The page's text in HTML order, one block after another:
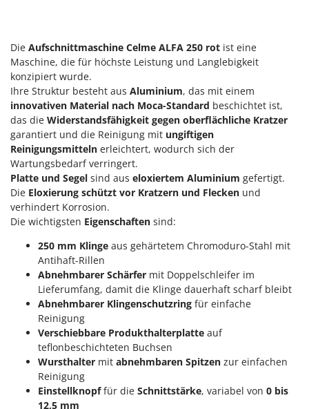
Luftentfeuchter
Luftkühler mit Wasserverdunstung
M
Mähroboter
Maisentkörnungsmaschinen
Manuelle Heckenscheren
Mehrzweck-Sauggeräte
Minibacköfen
Motorhacken - Gartenfräsen
Motorspritzen
Mulcher für Traktor
Notstromaggregat
Nudelmaschinen
Obstmühlen Obsthäcksler Obstmuser
Obstpressen
Olivenernter und Schüttler
F
FAC
Fama Industrie
Famag
Famur
FARMER
FBC
Ferrari Group
Ferroni
Ferrua
FIAC
FIEM
Fimar
FINI
Fiorentini
Fiskars
Flymo
Die Aufschnittmaschine Celme ALFA 250 rot ist eine
Maschine, die für höchste Leistung und Langlebigkeit
konzipiert wurde.
Ihre Struktur besteht aus Aluminium, das mit einem
innovativen Material nach Moca-Standard beschichtet ist,
das die Widerstandsfähigkeit gegen oberflächliche Kratzer
garantiert und die Reinigung mit ungiftigen
Reinigungsmitteln erleichtert, wodurch sich der
Wartungsbedarf verringert.
Platte und Segel sind aus eloxiertem Aluminium gefertigt.
Die Eloxierung schützt vor Kratzern und Flecken und
verhindert Korrosion.
Die wichtigsten Eigenschaften sind:
250 mm Klinge aus gehärtetem Chromoduro-Stahl mit
Antihaft-Rillen
Abnehmbarer Schärfer mit Doppelschleifer im
Lieferumfang, damit die Klinge dauerhaft scharf bleibt
Abnehmbarer Klingenschutzring für einfache
Reinigung
Verschiebbare Produkthalterplatte auf
teflonbeschichteten Buchsen
Wursthalter mit abnehmbaren Spitzen zur einfachen
Reinigung
Einstellknopffür die Schnittstärke, variabel von 0 bis
12,5 mm